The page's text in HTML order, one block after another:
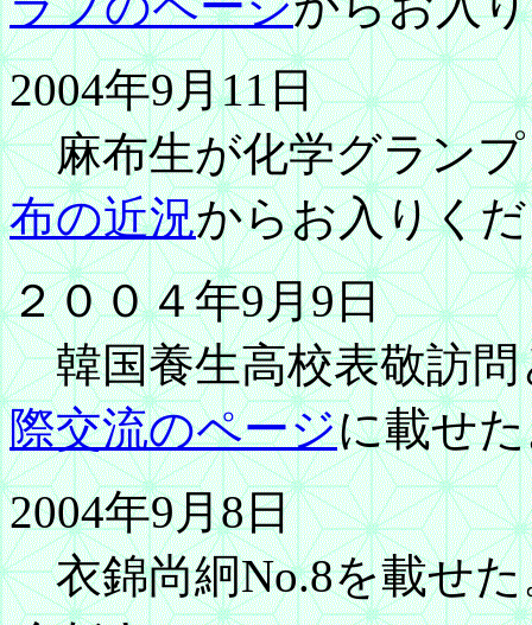
2004年9月11日
麻布生が化学グランプ
布の近況からお入りく
２００４年9月9日
韓国養生高校表敬訪問
際交流のページに載せ
2004年9月8日
衣錦尚絅No.8を載せた